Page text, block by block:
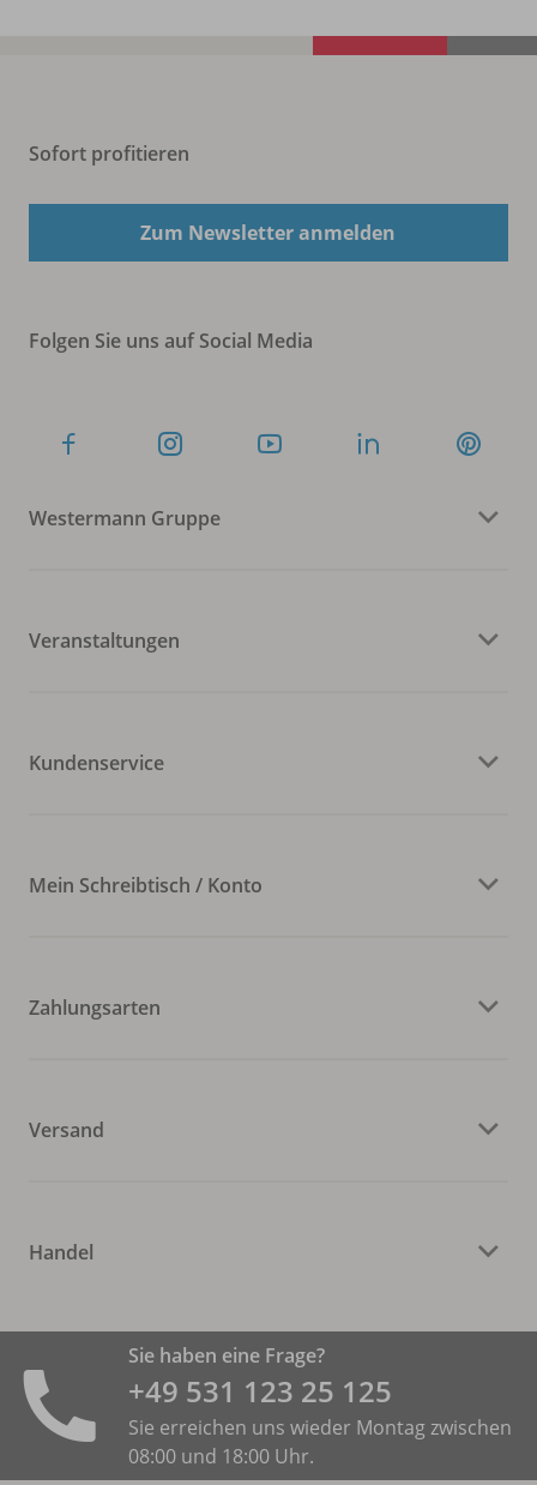
Sofort profitieren
Zum Newsletter anmelden
Folgen Sie uns auf Social Media
Westermann Gruppe
Veranstaltungen
Kundenservice
Mein Schreibtisch / Konto
Zahlungsarten
Versand
Handel
Sie haben eine Frage?
+49 531 ­123 25 125
Sie erreichen uns wieder Montag zwischen
08:00 und 18:00 Uhr.